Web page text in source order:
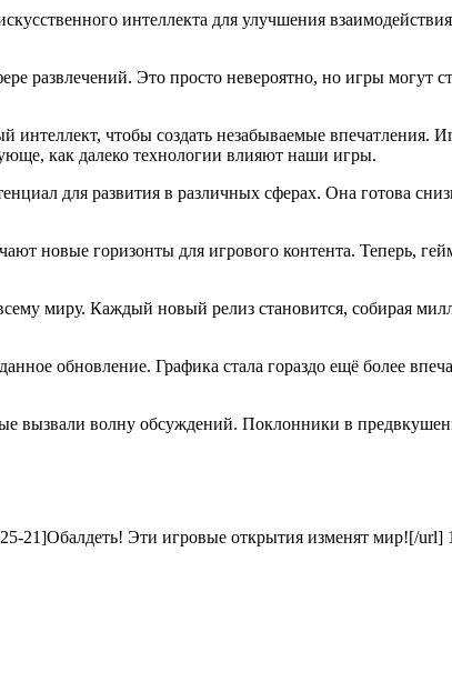
интеллекта для улучшения
развлечений. Это просто невероятно, но игры могут
интеллект, чтобы создать незабываемые
как далеко технологии влияют наши игры.
для развития в различных сферах. Она готова
новые горизонты для игрового контента. Теперь,
миру. Каждый новый релиз становится, собирая
обновление. Графика стала гораздо ещё более
вызвали волну обсуждений. Поклонники в
21]Обалдеть! Эти игровые открытия изменят мир![/url]